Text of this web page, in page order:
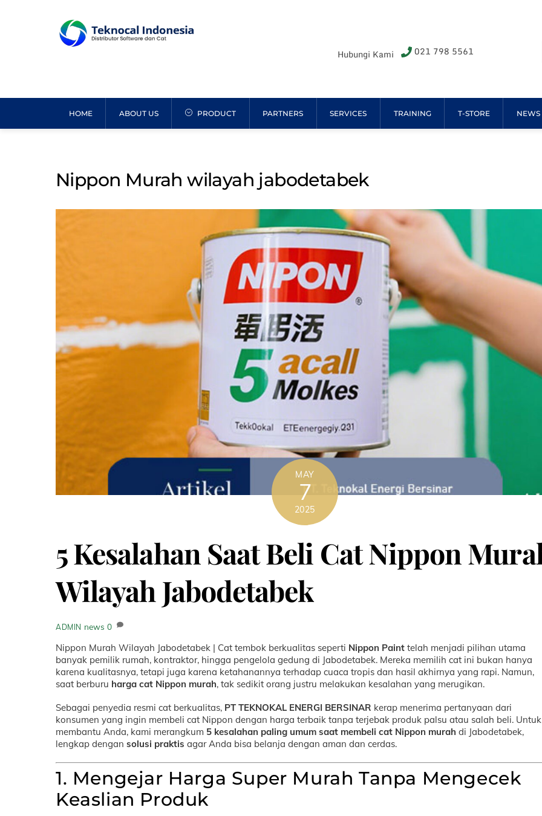
HOME ABOUT US PRODUCT PARTNERS SERVICES TRAINING T-STORE NEWS
Hubungi Kami 021 798 5561
Nippon Murah wilayah jabodetabek
MAY
7
2025
5 Kesalahan Saat Beli Cat Nippon
Wilayah Jabodetabek
ADMIN news 0
Nippon Murah Wilayah Jabodetabek | Cat tembok berkualitas seperti Nippon Paint telah menjadi pilihan utama
banyak pemilik rumah, kontraktor, hingga pengelola gedung di Jabodetabek. Mereka memilih cat ini bukan hanya
karena kualitasnya, tetapi juga karena ketahanannya terhadap cuaca tropis dan hasil akhirnya yang rapi. Namun,
saat berburu harga cat Nippon murah, tak sedikit orang justru melakukan kesalahan yang merugikan.
Sebagai penyedia resmi cat berkualitas, PT TEKNOKAL ENERGI BERSINAR kerap menerima pertanyaan dari
konsumen yang ingin membeli cat Nippon dengan harga terbaik tanpa terjebak produk palsu atau salah beli. Untuk
membantu Anda, kami merangkum 5 kesalahan paling umum saat membeli cat Nippon murah di Jabodetabek,
lengkap dengan solusi praktis agar Anda bisa belanja dengan aman dan cerdas.
1. Mengejar Harga Super Murah Tanpa Mengecek
Keaslian Produk